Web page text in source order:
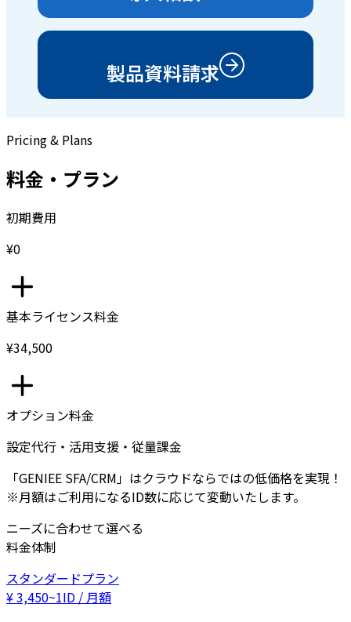
製品資料請求
Pricing & Plans
料金・プラン
初期費用
¥0
基本ライセンス料金
¥34,500
オプション料金
設定代行・活用支援・従量課金
「GENIEE SFA/CRM」はクラウドならではの低価格を実現！
※月額はご利用になるID数に応じて変動いたします。
ニーズに合わせて選べる
料金体制
スタンダードプラン
¥3,450~1ID / 月額